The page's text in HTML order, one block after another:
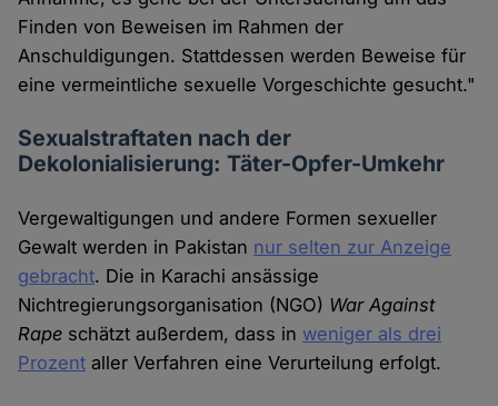
Finden von Beweisen im Rahmen der
Anschuldigungen. Stattdessen werden Beweise für
eine vermeintliche sexuelle Vorgeschichte gesucht."
Sexualstraftaten nach der
Dekolonialisierung: Täter-Opfer-Umkehr
Vergewaltigungen und andere Formen sexueller
Gewalt werden in Pakistan nur selten zur Anzeige
gebracht. Die in Karachi ansässige
Nichtregierungsorganisation (NGO) War Against
Rape schätzt außerdem, dass in weniger als drei
Prozent aller Verfahren eine Verurteilung erfolgt.